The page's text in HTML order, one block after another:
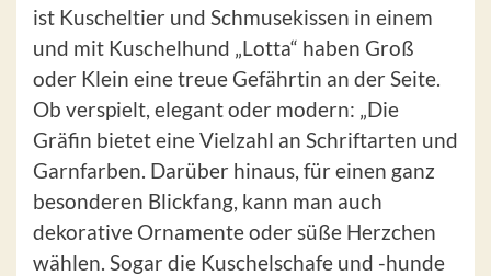
ist Kuscheltier und Schmusekissen in einem
und mit Kuschelhund „Lotta“ haben Groß
oder Klein eine treue Gefährtin an der Seite.
Ob verspielt, elegant oder modern: „Die
Gräfin bietet eine Vielzahl an Schriftarten und
Garnfarben. Darüber hinaus, für einen ganz
besonderen Blickfang, kann man auch
dekorative Ornamente oder süße Herzchen
wählen. Sogar die Kuschelschafe und -hunde